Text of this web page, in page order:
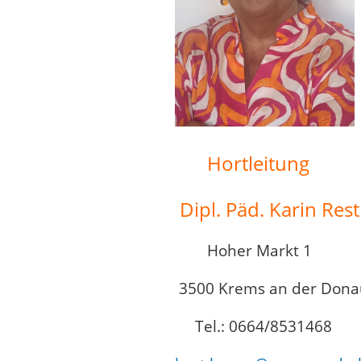
Hortleitung
Dipl. Päd. Karin Rest
Hoher Markt 1
3500 Krems an der
Tel.: 0664/8531468